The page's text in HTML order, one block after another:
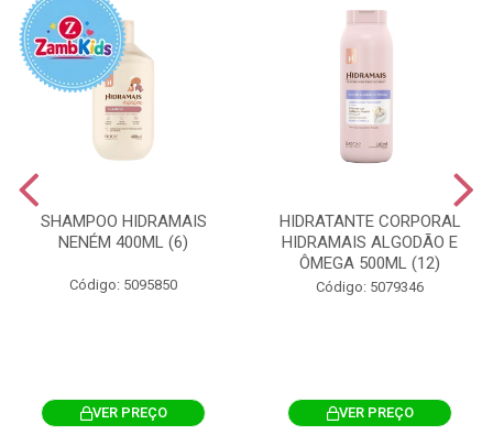
SHAMPOO HIDRAMAIS
NENÉM 400ML (6)
Código: 5095850
VER PREÇO
HIDRATANTE CORPORAL
HIDRAMAIS ALGODÃO E
ÔMEGA 500ML (12)
Código: 5079346
VER PREÇO